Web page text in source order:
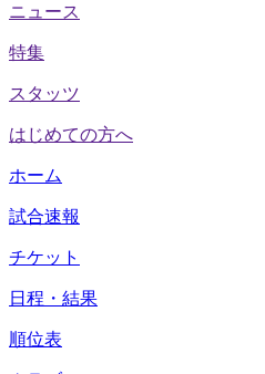
ニュース
特集
スタッツ
はじめての方へ
ホーム
試合速報
チケット
日程・結果
順位表